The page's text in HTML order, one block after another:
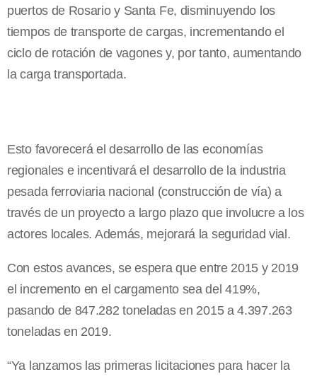
puertos de Rosario y Santa Fe, disminuyendo los
tiempos de transporte de cargas, incrementando el
ciclo de rotación de vagones y, por tanto, aumentando
la carga transportada.
Esto favorecerá el desarrollo de las economías
regionales e incentivará el desarrollo de la industria
pesada ferroviaria nacional (construcción de vía) a
través de un proyecto a largo plazo que involucre a los
actores locales. Además, mejorará la seguridad vial.
Con estos avances, se espera que entre 2015 y 2019
el incremento en el cargamento sea del 419%,
pasando de 847.282 toneladas en 2015 a 4.397.263
toneladas en 2019.
“Ya lanzamos las primeras licitaciones para hacer la